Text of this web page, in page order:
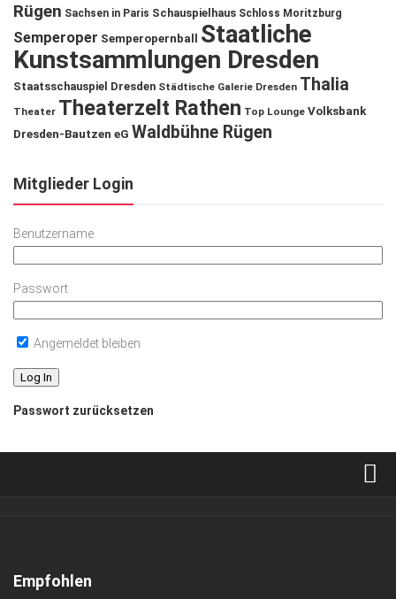
Rügen Sachsen in Paris Schauspielhaus Schloss Moritzburg
Semperoper Semperopernball
Staatliche
Kunstsammlungen Dresden
Staatsschauspiel Dresden Städtische Galerie Dresden Thalia
Theater Theaterzelt Rathen Top Lounge Volksbank
Dresden-Bautzen eG Waldbühne Rügen
Mitglieder Login
Benutzername
Passwort
Angemeldet bleiben
Passwort zurücksetzen
Kontakt, Impressum
Empfohlen